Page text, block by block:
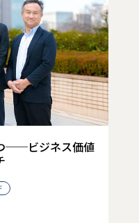
──ビジネス価値